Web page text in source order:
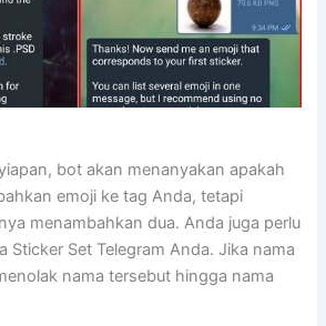
bot akan menanyakan apakah
emoji ke tag Anda, tetapi
menambahkan dua. Anda juga perlu
Sticker Set Telegram Anda. Jika nama
nama tersebut hingga nama